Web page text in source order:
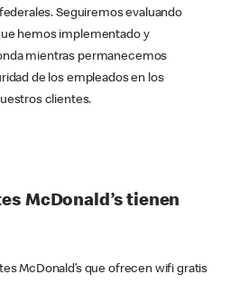
Seguiremos evaluando
hemos implementado y
mientras permanecemos
de los empleados en los
clientes.
McDonald’s tienen
McDonald’s que ofrecen wifi gratis